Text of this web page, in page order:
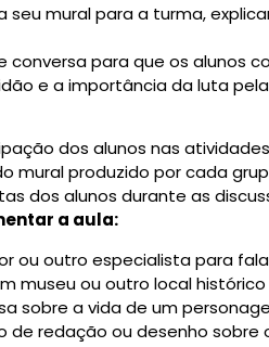
seu mural para a turma,
conversa para que os alunos
e a importância da luta
dos alunos nas
mural produzido por cada
dos alunos durante as
a aula:
ou outro especialista para
museu ou outro local
sobre a vida de um
de redação ou desenho sobre